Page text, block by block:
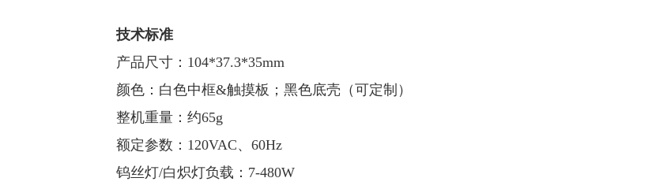
技术标准
产品尺寸：104*37.3*35mm
颜色：白色中框&触摸板；黑色底壳（可定制）
整机重量：约65g
额定参数：120VAC、60Hz
钨丝灯/白炽灯负载：7-480W